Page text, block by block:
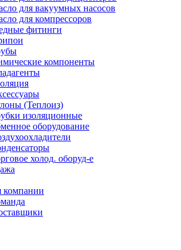
для вакуумных насосов
для компрессоров
фитинги
компоненты
(Теплоиз)
изоляционные
оборудование
холод. оборуд-е
компании